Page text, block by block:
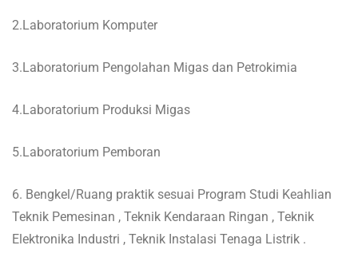
2.Laboratorium Komputer
3.Laboratorium Pengolahan Migas dan Petrokimia
4.Laboratorium Produksi Migas
5.Laboratorium Pemboran
6. Bengkel/Ruang praktik sesuai Program Studi Keahlian
Teknik Pemesinan , Teknik Kendaraan Ringan , Teknik
Elektronika Industri , Teknik Instalasi Tenaga Listrik .